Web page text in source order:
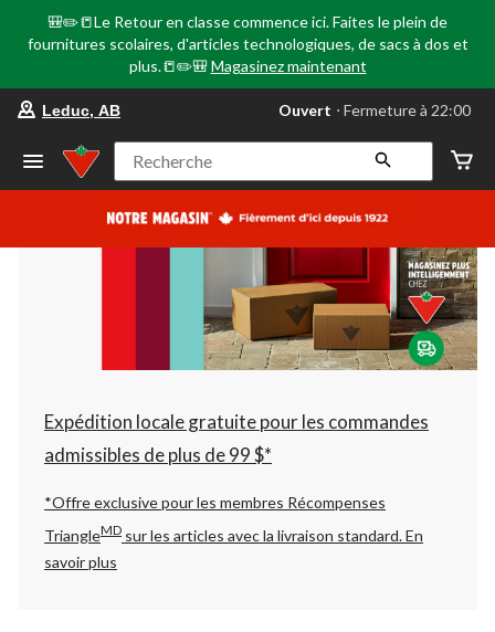
🎒✏️📒Le Retour en classe commence ici. Faites le plein de
fournitures scolaires, d'articles technologiques, de sacs à dos et
plus.📒✏️🎒 Magasinez maintenant
votre
préféré
Leduc,
AB,
courament
Fermeture
à
22:00
cliquer
pour
changer
Leduc, AB Ouvert ⋅ Fermeture à 22:00
Recherche
Expédition locale gratuite pour les commandes
admissibles de plus de 99 $*
*Offre exclusive pour les membres Récompenses
TriangleMD sur les articles avec la livraison standard.En
savoir plus